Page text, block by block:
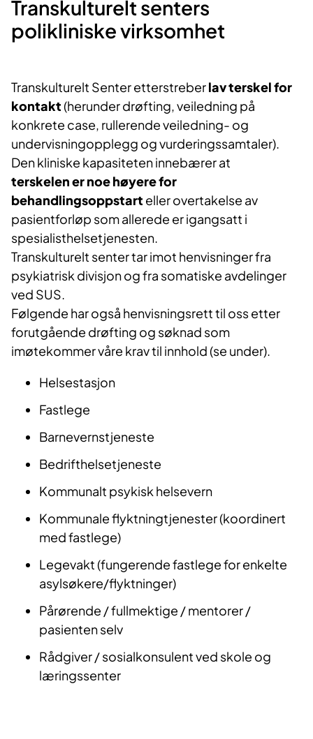
Transkulturelt senters
polikliniske virksomhet
Transkulturelt Senter etterstreberlav terskel for
kontakt(herunder drøfting, veiledning på
konkrete case, rullerende veiledning- og
undervisningopplegg og vurderingssamtaler).
Den kliniske kapasiteten innebærer at
terskelener noe høyerefor
behandlingsoppstart eller overtakelse av
pasientforløp som allerede er igangsatt i
spesialisthelsetjenesten.
Transkulturelt senter tar imot henvisninger fra
psykiatrisk divisjon og fra somatiske avdelinger
ved SUS.
Følgende har også henvisningsrett til oss etter
forutgående drøfting og søknad som
imøtekommer våre krav til innhold (se under).
Helsestasjon
Fastlege
Barnevernstjeneste
Bedrifthelsetjeneste
Kommunalt psykisk helsevern
Kommunale flyktningtjenester (koordinert
med fastlege)
Legevakt (fungerende fastlege for enkelte
asylsøkere/flyktninger)
Pårørende / fullmektige / mentorer /
pasienten selv
Rådgiver / sosialkonsulent ved skole og
læringssenter